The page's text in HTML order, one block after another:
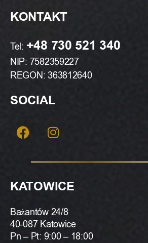
KONTAKT
Tel: +48 730 521 340
NIP: 7582359227
REGON: 363812640
SOCIAL
KATOWICE
Bażantów 24/8
40-087 Katowice
Pn – Pt: 9:00 – 18:00